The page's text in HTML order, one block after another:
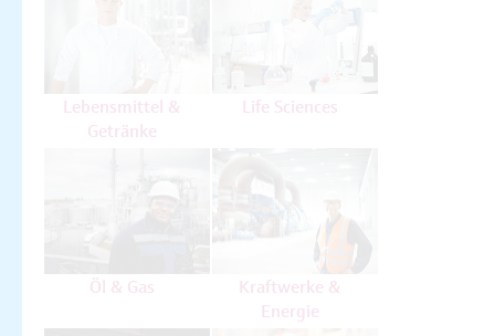
Lebensmittel &
Getränke
Life Sciences
Öl & Gas
Kraftwerke &
Energie